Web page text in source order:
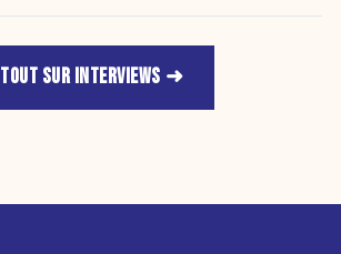
TOUT SUR INTERVIEWS